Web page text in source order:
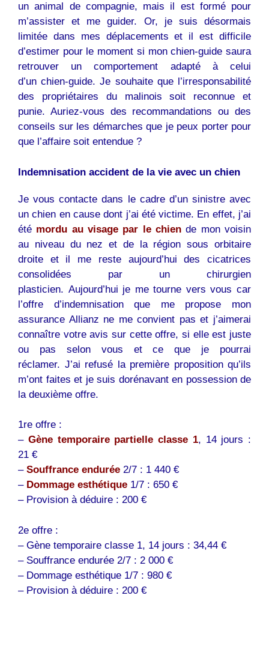
un animal de compagnie, mais il est formé pour
m’assister et me guider. Or, je suis désormais
limitée dans mes déplacements et il est difficile
d’estimer pour le moment si monchien-guide saura
retrouver un comportement adapté à celui
d’unchien-guide. Je souhaite que l’irresponsabilité
des propriétaires du malinois soit reconnue et
punie. Auriez-vous des recommandations ou des
conseils sur les démarches que je peux porter pour
que l’affaire soit entendue ?
Indemnisation accident de la vie avec un chien
Je vous contacte dans le cadre d’un sinistre avec
un chien en cause dont j’ai été victime. En effet, j’ai
été mordu au visage par lechien de mon voisin
au niveau du nez et de la région sous orbitaire
droite et il me reste aujourd’hui des cicatrices
consolidées par un chirurgien
plasticien. Aujourd’hui je me tourne vers vous car
l’offre d’indemnisation que me propose mon
assurance Allianz ne me convient pas et j’aimerai
connaître votre avis sur cette offre, si elle est juste
ou pas selon vous et ce que je pourrai
réclamer. J’ai refusé la première proposition qu’ils
m’ont faites et je suis dorénavant en possession de
la deuxième offre.
1re offre :
– Gène temporaire partielle classe 1, 14 jours :
21 €
– Souffrance endurée 2/7 : 1 440 €
– Dommage esthétique 1/7 : 650 €
– Provision à déduire : 200 €
2e offre :
– Gène temporaire classe 1, 14 jours : 34,44 €
– Souffrance endurée 2/7 : 2 000 €
– Dommage esthétique 1/7 : 980 €
– Provision à déduire : 200 €